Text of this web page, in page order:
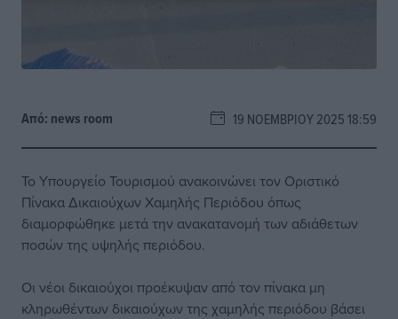
Από: news room 19 ΝΟΕΜΒΡΊΟΥ 2025 18:59
Το Υπουργείο Τουρισμού ανακοινώνει τον Οριστικό
Πίνακα Δικαιούχων Χαμηλής Περιόδου όπως
διαμορφώθηκε μετά την ανακατανομή των αδιάθετων
ποσών της υψηλής περιόδου.
Οι νέοι δικαιούχοι προέκυψαν από τον πίνακα μη
κληρωθέντων δικαιούχων της χαμηλής περιόδου βάσει